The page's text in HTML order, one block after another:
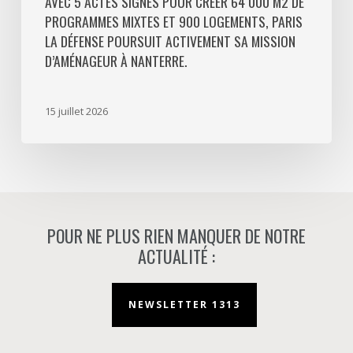
poursuit
activement
PROGRAMMES MIXTES ET 900 LOGEMENTS, PARIS
LA DÉFENSE POURSUIT ACTIVEMENT SA MISSION
D’AMÉNAGEUR À NANTERRE.
15 juillet 2026
POUR NE PLUS RIEN MANQUER DE NOTRE
ACTUALITÉ :
NEWSLETTER 1313